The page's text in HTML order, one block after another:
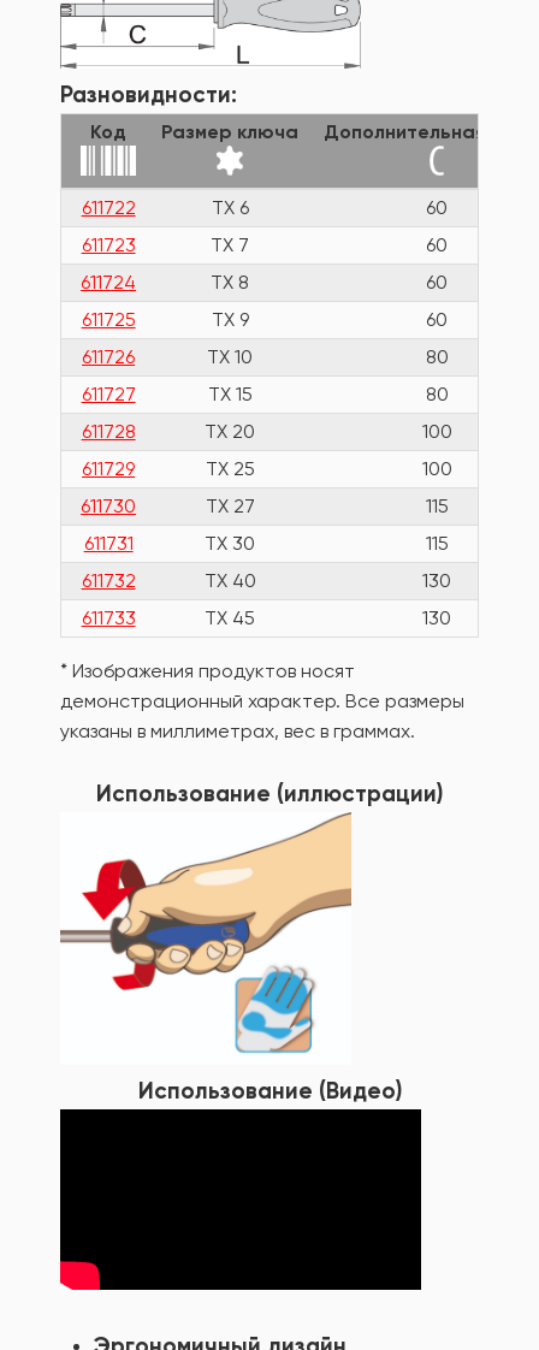
Разновидности:
Код Размер ключа Дополнительная
611722 TX 6
60
611723
TX 7
60
611724
TX 8
60
611725
TX 9
60
611726
TX 10
80
611727
TX 15
80
611728
TX 20
100
611729
TX 25
100
611730
TX 27
115
611731
TX 30
115
611732
TX 40
130
611733
TX 45 130
* Изображения продуктов носят
демонстрационный характер. Все размеры
указаны в миллиметрах, вес в граммах.
Использование (иллюстрации)
Использование (Видео)